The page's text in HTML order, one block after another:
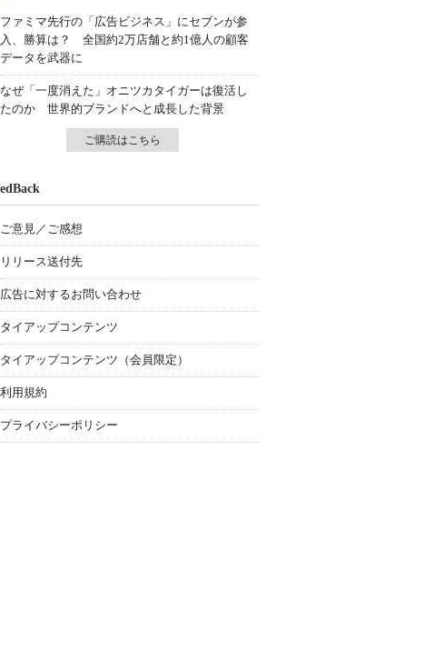
ファミマ先行の「広告ビジネス」にセブンが参
入、勝算は？ 全国約2万店舗と約1億人の顧客
データを武器に
なぜ「一度消えた」オニツカタイガーは復活し
たのか 世界的ブランドへと成長した背景
ご購読はこちら
ご意見／ご感想
リリース送付先
広告に対するお問い合わせ
タイアップコンテンツ
タイアップコンテンツ（会員限定）
利用規約
プライバシーポリシー